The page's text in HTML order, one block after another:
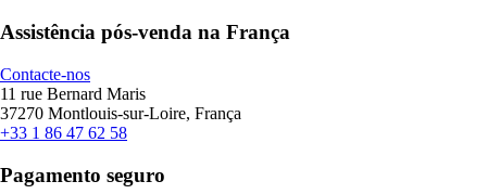
Assistência pós-venda na França
Contacte-nos
11 rue Bernard Maris
37270 Montlouis-sur-Loire, França
+33 1 86 47 62 58
Pagamento seguro